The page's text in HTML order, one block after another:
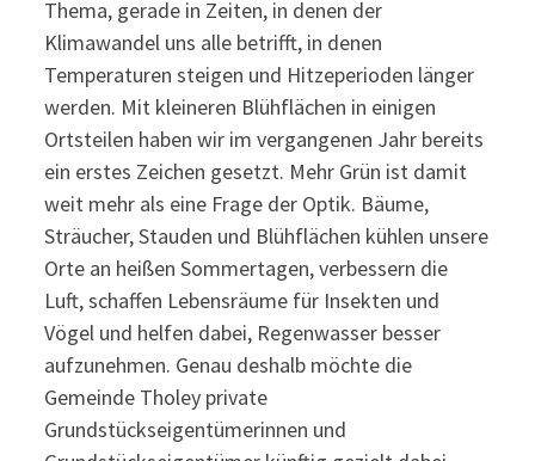
Thema, gerade in Zeiten, in denen der
Klimawandel uns alle betrifft, in denen
Temperaturen steigen und Hitzeperioden länger
werden. Mit kleineren Blühflächen in einigen
Ortsteilen haben wir im vergangenen Jahr bereits
ein erstes Zeichen gesetzt. Mehr Grün ist damit
weit mehr als eine Frage der Optik. Bäume,
Sträucher, Stauden und Blühflächen kühlen unsere
Orte an heißen Sommertagen, verbessern die
Luft, schaffen Lebensräume für Insekten und
Vögel und helfen dabei, Regenwasser besser
aufzunehmen. Genau deshalb möchte die
Gemeinde Tholey private
Grundstückseigentümerinnen und